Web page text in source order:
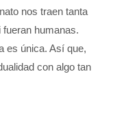
nos traen tanta
humanas.
es única. Así que,
con algo tan